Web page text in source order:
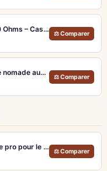
Beyerdynamic DT 880 Edition 600 Ohms – Casque semi-ouvert neutre pour audiophiles et studio
⚖ Comparer
Focal Bathys Deep Black – Casque nomade audiophile ANC 30h et USB-DAC 24 bits/192 kHz
⚖ Comparer
Shure AONIC 215 – Isolation sonore pro pour le sport et les trajets
⚖ Comparer